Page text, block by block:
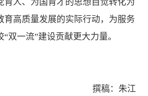
育高质量发展的实际行动，为服务
“双一流”建设贡献更大力量。
撰稿：朱江